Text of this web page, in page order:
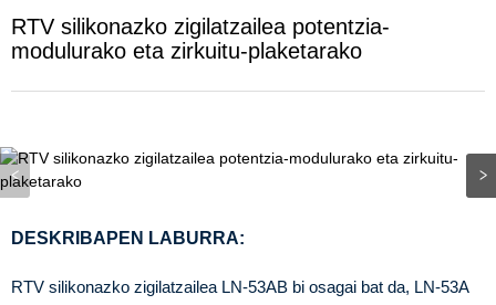
RTV silikonazko zigilatzailea potentzia-
modulurako eta zirkuitu-plaketarako
DESKRIBAPEN LABURRA:
RTV silikonazko zigilatzailea LN-53AB bi osagai bat da, LN-53A